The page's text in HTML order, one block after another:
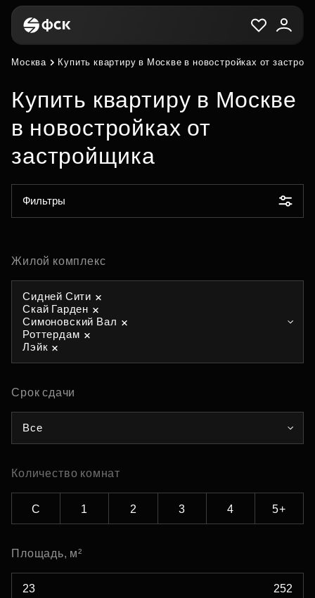
Москва Купить квартиру в Москве в новостройках от
Купить квартиру в Москве
в новостройках от
застройщика
Фильтры
Жилой комплекс
Сидней Сити
Скай Гарден
Симоновский Вал
Роттердам
Лэйк
Срок сдачи
Все
Количество комнат
С 1 2 3 4 5+
Площадь, м²